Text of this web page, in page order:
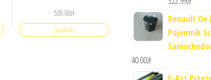
539.00zł
Sprawdź
Renault Oe
Pojemnik
40.00zł